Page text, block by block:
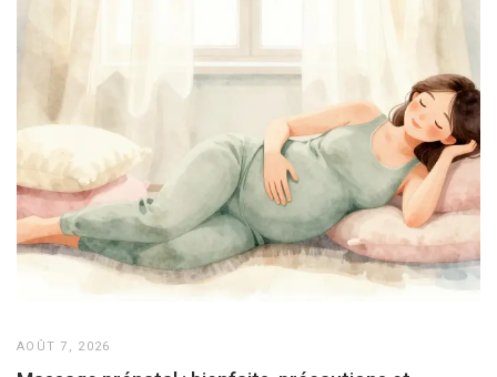
AOÛT 7, 2026